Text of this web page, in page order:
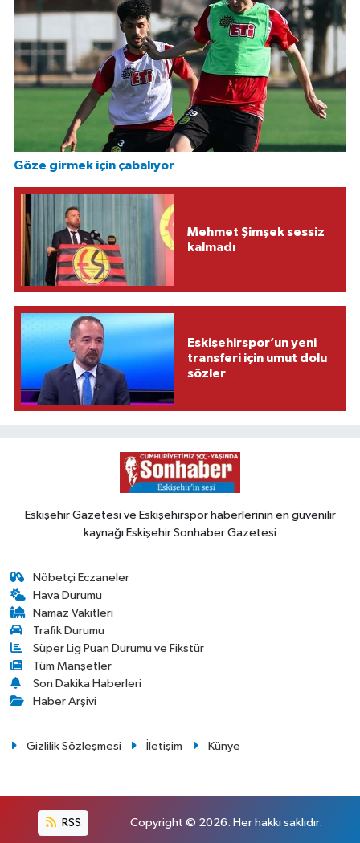
Göze girmek için çabalıyor
Mehmet Şimşek sessiz
kalmadı
Eskişehirspor’un yeni
transferi için umut dolu
sözler
Eskişehir Gazetesi ve Eskişehirspor haberlerinin en güvenilir
kaynağı Eskişehir Sonhaber Gazetesi
Nöbetçi Eczaneler
Hava Durumu
Namaz Vakitleri
Trafik Durumu
Süper Lig Puan Durumu ve Fikstür
Tüm Manşetler
Son Dakika Haberleri
Haber Arşivi
Gizlilik Sözleşmesi İletişim Künye
RSS Copyright © 2026. Her hakkı saklıdır.